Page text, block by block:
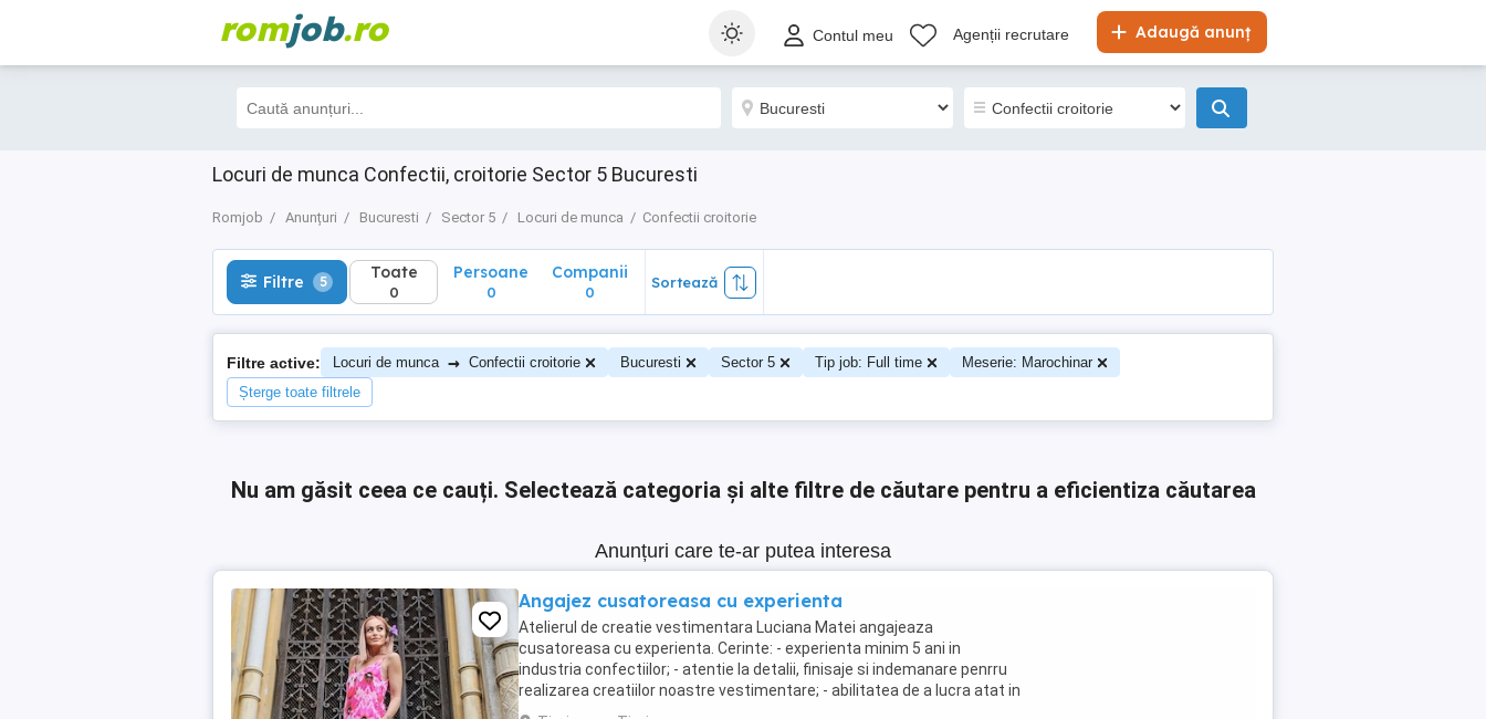
romjob.ro Adaugă anunț
Contul meu Agenții recrutare
Locuri de munca Confectii, croitorie Sector 5 Bucuresti
Romjob Anunțuri Bucuresti Sector 5 Locuri de munca Confectii croitorie
Filtre 5 Toate
0
Filtre 5 Toate
0
Persoane
0
Companii
0
Sortează
Filtre active: Locuri de munca → Confectii croitorie Bucuresti Sector 5 Tip job: Full time
Meserie: Marochinar
Șterge toate filtrele
Nu am găsit ceea ce cauți. Selectează categoria și alte filtre de căutare pentru a eficientiza căutarea
Anunțuri care te-ar putea interesa
Angajez cusatoreasa cu experienta
Atelierul de creatie vestimentara Luciana Matei angajeaza
cusatoreasa cu experienta. Cerinte: - experienta minim 5 ani in
industria confectiilor; - atentie la detalii, finisaje si indemanare penrru
realizarea creatiilor noastre vestimentare; - abilitatea de a lucra atat in
echipa cat si individual; - ...